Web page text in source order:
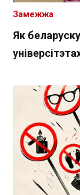
Як
Замежжа